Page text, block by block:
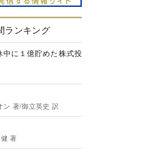
ランキング
中に１億貯めた株式投
ン 著/御立英史 訳
著